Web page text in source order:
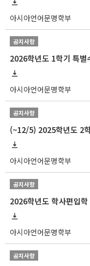
아시아언어문명학부
공지사항
2026학년도 1학기 특
아시아언어문명학부
공지사항
아시아언어문명학부
공지사항
2026학년도 학사편입
아시아언어문명학부
공지사항